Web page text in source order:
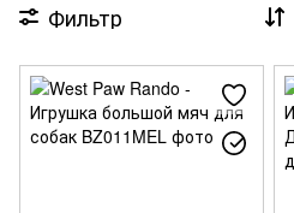
Фильтр